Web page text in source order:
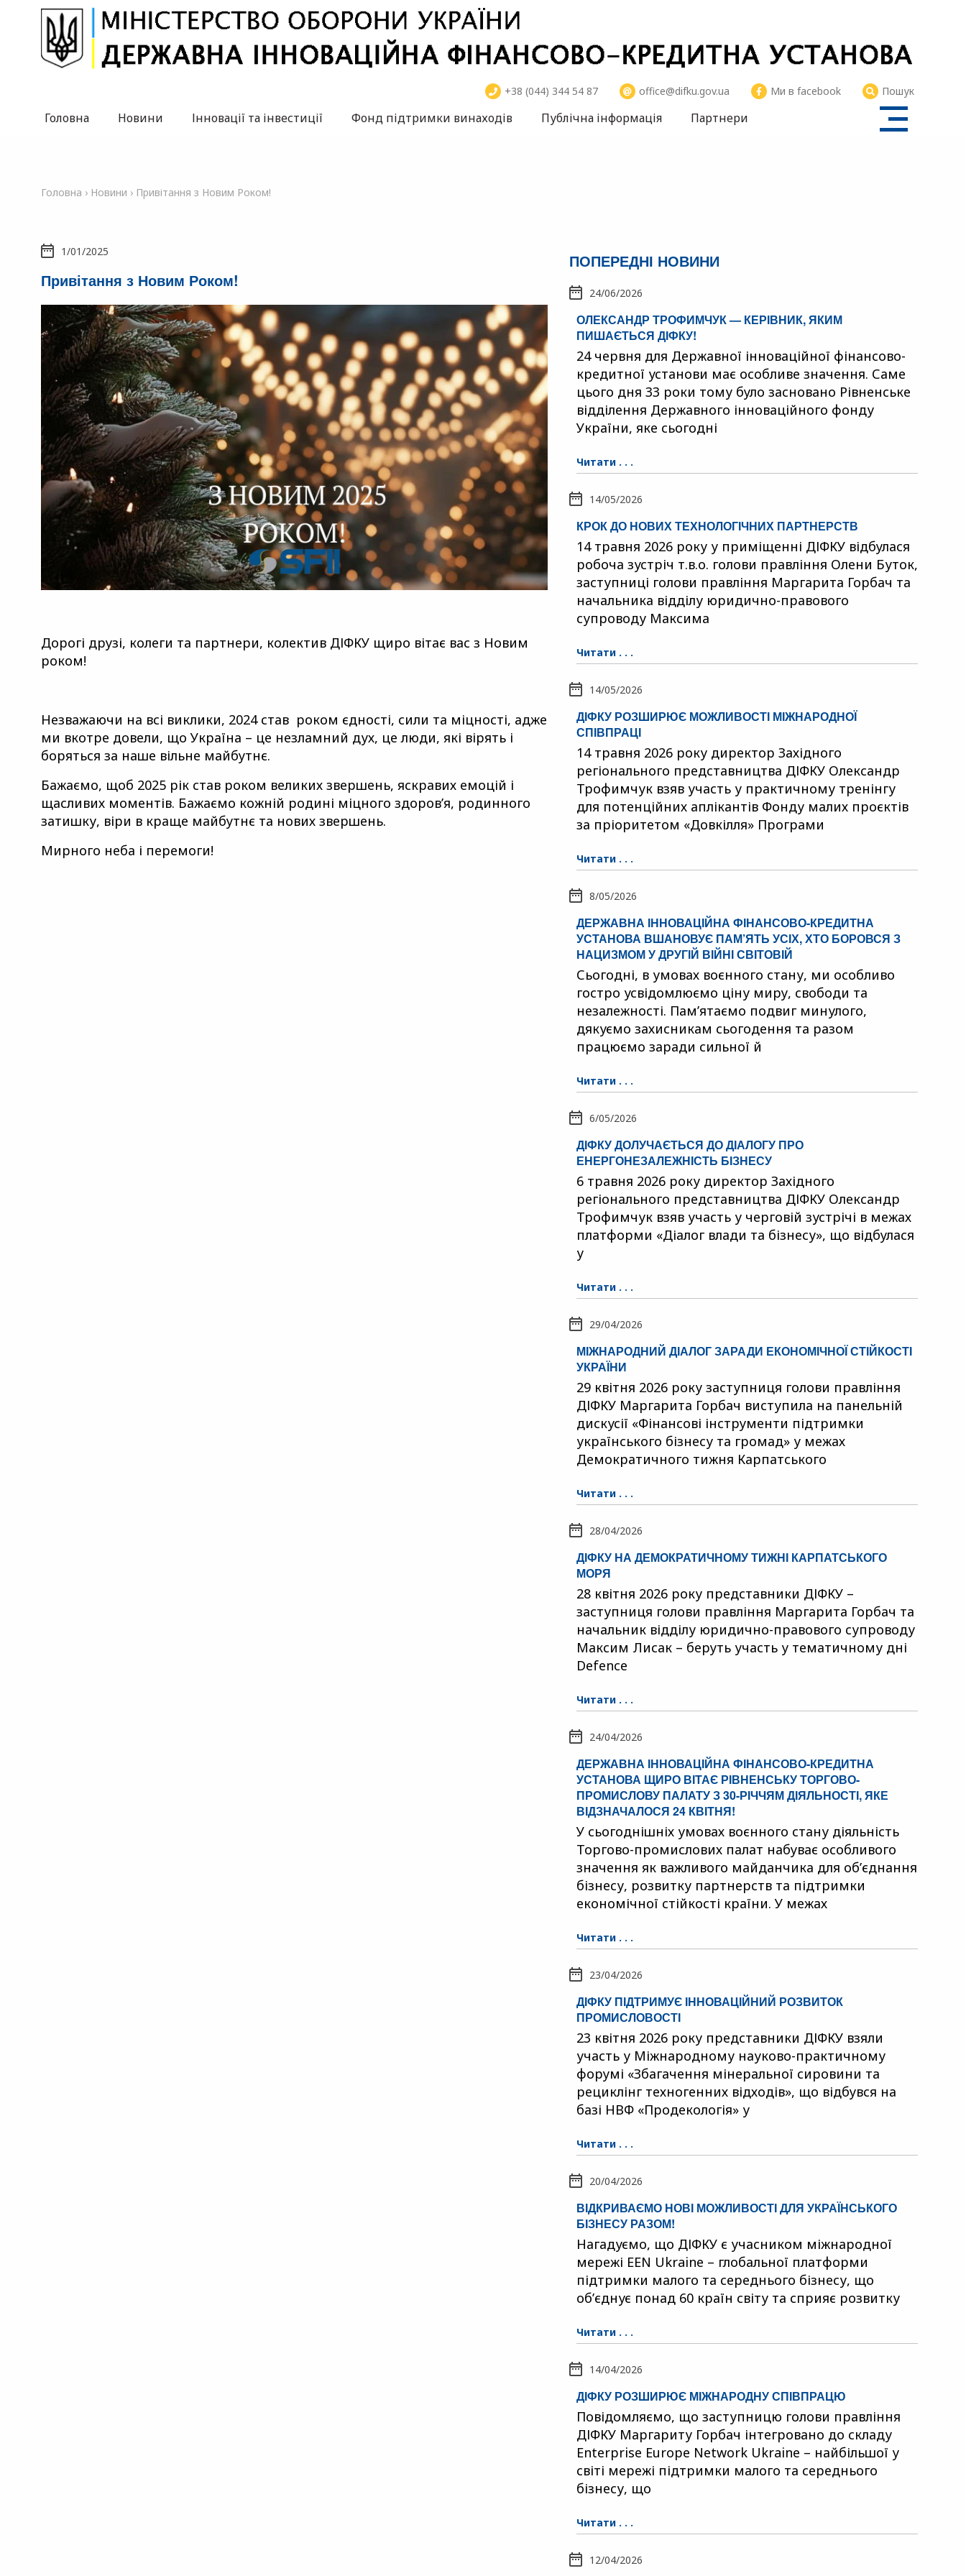
+38 (044) 344 54 87 office@difku.gov.ua Ми в facebook Пошук
Головна Новини Інновації та інвестиції Фонд підтримки винаходів Публічна інформація Партнери
Головна › Новини › Привітання з Новим Роком!
1/01/2025
Привітання з Новим Роком!
Дорогі друзі, колеги та партнери, колектив ДІФКУ щиро вітає вас з Новим
роком!
Незважаючи на всі виклики, 2024 став роком єдності, сили та міцності, адже
ми вкотре довели, що Україна – це незламний дух, це люди, які вірять і
боряться за наше вільне майбутнє.
Бажаємо, щоб 2025 рік став роком великих звершень, яскравих емоцій і
щасливих моментів. Бажаємо кожній родині міцного здоров’я, родинного
затишку, віри в краще майбутнє та нових звершень.
Мирного неба і перемоги!
ПОПЕРЕДНІ НОВИНИ
24/06/2026
ОЛЕКСАНДР ТРОФИМЧУК — КЕРІВНИК, ЯКИМ
ПИШАЄТЬСЯ ДІФКУ!
24 червня для Державної інноваційної фінансово-
кредитної установи має особливе значення. Саме
цього дня 33 роки тому було засновано Рівненське
відділення Державного інноваційного фонду
України, яке сьогодні
Читати . . .
14/05/2026
КРОК ДО НОВИХ ТЕХНОЛОГІЧНИХ ПАРТНЕРСТВ
14 травня 2026 року у приміщенні ДІФКУ відбулася
робоча зустріч т.в.о. голови правління Олени Буток,
заступниці голови правління Маргарита Горбач та
начальника відділу юридично-правового
супроводу Максима
Читати . . .
14/05/2026
ДІФКУ РОЗШИРЮЄ МОЖЛИВОСТІ МІЖНАРОДНОЇ
СПІВПРАЦІ
14 травня 2026 року директор Західного
регіонального представництва ДІФКУ Олександр
Трофимчук взяв участь у практичному тренінгу
для потенційних аплікантів Фонду малих проєктів
за пріоритетом «Довкілля» Програми
Читати . . .
8/05/2026
ДЕРЖАВНА ІННОВАЦІЙНА ФІНАНСОВО-КРЕДИТНА
УСТАНОВА ВШАНОВУЄ ПАМ’ЯТЬ УСІХ, ХТО БОРОВСЯ З
НАЦИЗМОМ У ДРУГІЙ ВІЙНІ СВІТОВІЙ
Сьогодні, в умовах воєнного стану, ми особливо
гостро усвідомлюємо ціну миру, свободи та
незалежності. Пам’ятаємо подвиг минулого,
дякуємо захисникам сьогодення та разом
працюємо заради сильної й
Читати . . .
6/05/2026
ДІФКУ ДОЛУЧАЄТЬСЯ ДО ДІАЛОГУ ПРО
ЕНЕРГОНЕЗАЛЕЖНІСТЬ БІЗНЕСУ
6 травня 2026 року директор Західного
регіонального представництва ДІФКУ Олександр
Трофимчук взяв участь у черговій зустрічі в межах
платформи «Діалог влади та бізнесу», що відбулася
у
Читати . . .
29/04/2026
МІЖНАРОДНИЙ ДІАЛОГ ЗАРАДИ ЕКОНОМІЧНОЇ СТІЙКОСТІ
УКРАЇНИ
29 квітня 2026 року заступниця голови правління
ДІФКУ Маргарита Горбач виступила на панельній
дискусії «Фінансові інструменти підтримки
українського бізнесу та громад» у межах
Демократичного тижня Карпатського
Читати . . .
28/04/2026
ДІФКУ НА ДЕМОКРАТИЧНОМУ ТИЖНІ КАРПАТСЬКОГО
МОРЯ
28 квітня 2026 року представники ДІФКУ –
заступниця голови правління Маргарита Горбач та
начальник відділу юридично-правового супроводу
Максим Лисак – беруть участь у тематичному дні
Defence
Читати . . .
24/04/2026
ДЕРЖАВНА ІННОВАЦІЙНА ФІНАНСОВО-КРЕДИТНА
УСТАНОВА ЩИРО ВІТАЄ РІВНЕНСЬКУ ТОРГОВО-
ПРОМИСЛОВУ ПАЛАТУ З 30-РІЧЧЯМ ДІЯЛЬНОСТІ, ЯКЕ
ВІДЗНАЧАЛОСЯ 24 КВІТНЯ!
У сьогоднішніх умовах воєнного стану діяльність
Торгово-промислових палат набуває особливого
значення як важливого майданчика для об’єднання
бізнесу, розвитку партнерств та підтримки
економічної стійкості країни. У межах
Читати . . .
23/04/2026
ДІФКУ ПІДТРИМУЄ ІННОВАЦІЙНИЙ РОЗВИТОК
ПРОМИСЛОВОСТІ
23 квітня 2026 року представники ДІФКУ взяли
участь у Міжнародному науково-практичному
форумі «Збагачення мінеральної сировини та
рециклінг техногенних відходів», що відбувся на
базі НВФ «Продекологія» у
Читати . . .
20/04/2026
ВІДКРИВАЄМО НОВІ МОЖЛИВОСТІ ДЛЯ УКРАЇНСЬКОГО
БІЗНЕСУ РАЗОМ!
Нагадуємо, що ДІФКУ є учасником міжнародної
мережі EEN Ukraine – глобальної платформи
підтримки малого та середнього бізнесу, що
об’єднує понад 60 країн світу та сприяє розвитку
Читати . . .
14/04/2026
ДІФКУ РОЗШИРЮЄ МІЖНАРОДНУ СПІВПРАЦЮ
Повідомляємо, що заступницю голови правління
ДІФКУ Маргариту Горбач інтегровано до складу
Enterprise Europe Network Ukraine – найбільшої у
світі мережі підтримки малого та середнього
бізнесу, що
Читати . . .
12/04/2026